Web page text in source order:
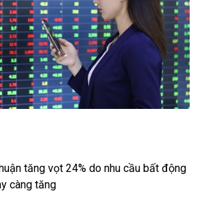
tăng vọt 24% do nhu cầu bất động
càng tăng